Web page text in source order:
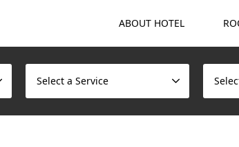
ABOUT HOTEL
Select a Service